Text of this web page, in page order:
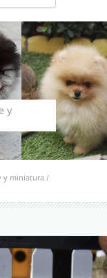
y
y miniatura /